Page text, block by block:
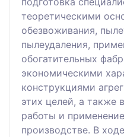
теоретическими
обезвоживания,
пылеудаления,
обогатительных
экономическими
конструкциями
этих целей, а также
работы и
производстве. В